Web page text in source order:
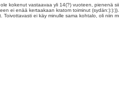
kokenut vastaavaa yli 14(?) vuoteen, pienenä
ei enää kertaakaan kratom toiminut (sydän:):):)).
Toivottavasti ei käy minulle sama kohtalo, oli niin